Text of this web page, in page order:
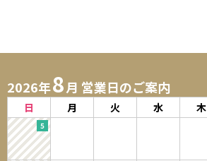
2026年8月 営業日のご案内
日 月 火 水 木